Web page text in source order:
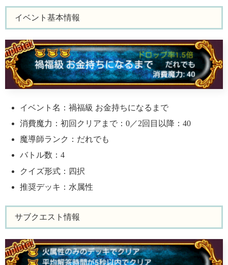
イベント基本情報
イベント名：禍福級 お金持ちになるまで
消費魔力：初回クリアまで：0／2回目以降：40
魔導師ランク：だれでも
バトル数：4
クイズ形式：四択
推奨デッキ：水属性
サブクエスト情報